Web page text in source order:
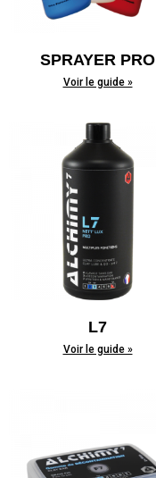
SPRAYER PRO
Voir le guide »
L7
Voir le guide »